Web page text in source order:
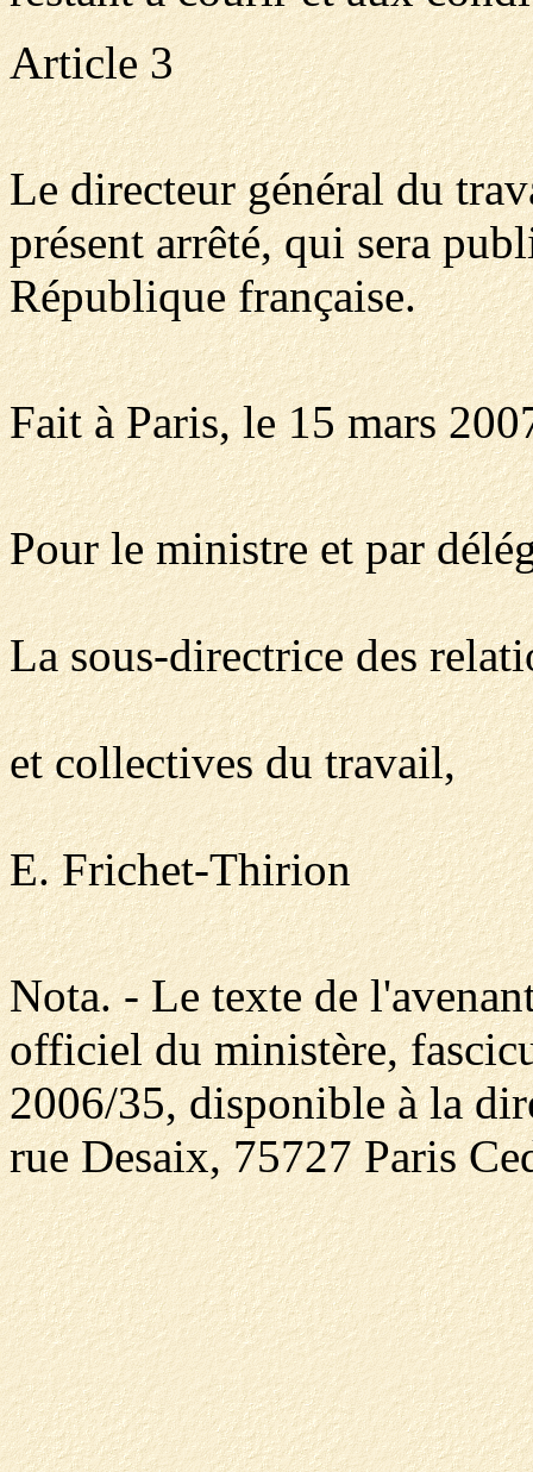
Article 3
Le directeur général du
présent arrêté, qui sera
République française.
Fait à Paris, le 15 mars
Pour le ministre et par
La sous-directrice des
et collectives du travail,
E. Frichet-Thirion
Nota. - Le texte de
officiel du ministère,
2006/35, disponible à la
rue Desaix, 75727 Paris